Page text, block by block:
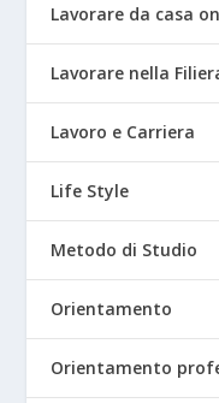
Lavorare da casa
Lavorare nella
Lavoro e Carriera
Life Style
Metodo di Studio
Orientamento
Orientamento